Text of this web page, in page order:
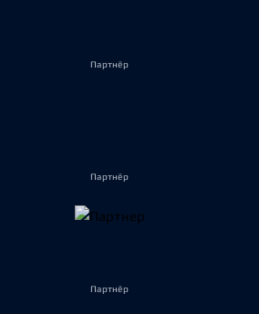
Партнёр
Партнёр
Партнёр